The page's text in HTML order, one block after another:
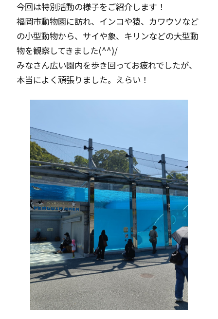
今回は特別活動の様子をご紹介します！
福岡市動物園に訪れ、インコや猿、カワウソなど
の小型動物から、サイや象、キリンなどの大型動
物を観察してきました(^^)/
みなさん広い園内を歩き回ってお疲れでしたが、
本当によく頑張りました。えらい！